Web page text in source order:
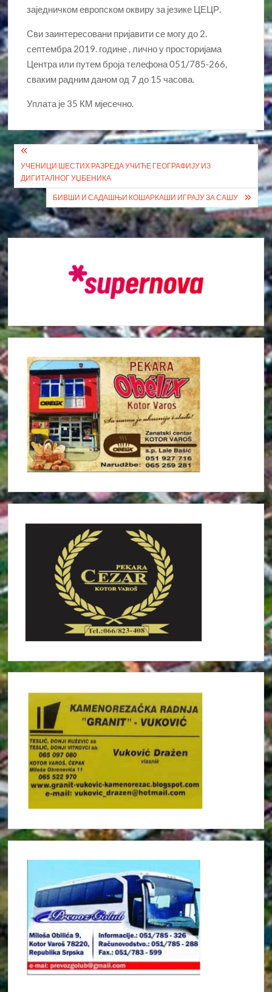
заједничком европском оквиру за језике ЦЕЦР.
Сви заинтересовани пријавити се могу до 2.
септембра 2019. године , лично у просторијама
Центра или путем броја телефона 051/785-266,
сваким радним даном од 7 до 15 часова.
Уплата је 35 КМ мјесечно.
Кретање
чланка
УЧЕНИЦИ ШЕСТИХ РАЗРЕДА УЧИЋЕ ГЕОГРАФИЈУ ИЗ
ДИГИТАЛНОГ УЏБЕНИКА
БИВШИ И САДАШЊИ КОШАРКАШИ ИГРАЈУ ЗА САШУ